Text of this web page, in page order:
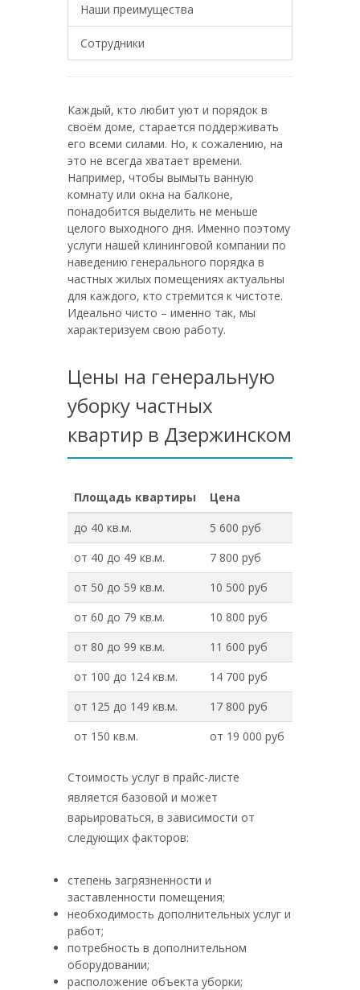
Наши преимущества
Сотрудники
Каждый, кто любит уют и порядок в
своём доме, старается поддерживать
его всеми силами. Но, к сожалению, на
это не всегда хватает времени.
Например, чтобы вымыть ванную
комнату или окна на балконе,
понадобится выделить не меньше
целого выходного дня. Именно поэтому
услуги нашей клининговой компании по
наведению генерального порядка в
частных жилых помещениях актуальны
для каждого, кто стремится к чистоте.
Идеально чисто – именно так, мы
характеризуем свою работу.
Цены на генеральную
уборку частных
квартир в Дзержинском
Площадь квартиры
Цена
до 40 кв.м.
5 600 руб
от 40 до 49 кв.м.
7 800 руб
от 50 до 59 кв.м.
10 500 руб
от 60 до 79 кв.м.
10 800 руб
от 80 до 99 кв.м.
11 600 руб
от 100 до 124 кв.м.
14 700 руб
от 125 до 149 кв.м.
17 800 руб
от 150 кв.м.
от 19 000 руб
Стоимость услуг в прайс-листе
является базовой и может
варьироваться, в зависимости от
следующих факторов:
степень загрязненности и
заставленности помещения;
необходимость дополнительных услуг и
работ;
потребность в дополнительном
оборудовании;
расположение объекта уборки;